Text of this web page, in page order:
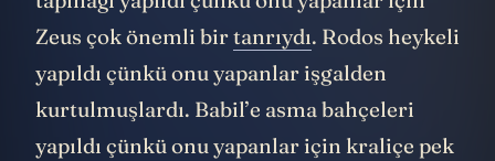
Zeus çok önemli birtanrıydı. Rodos heykeli
yapıldı çünkü onu yapanlar işgalden
kurtulmuşlardı. Babil’e asma bahçeleri
yapıldı çünkü onu yapanlar için kraliçe pek